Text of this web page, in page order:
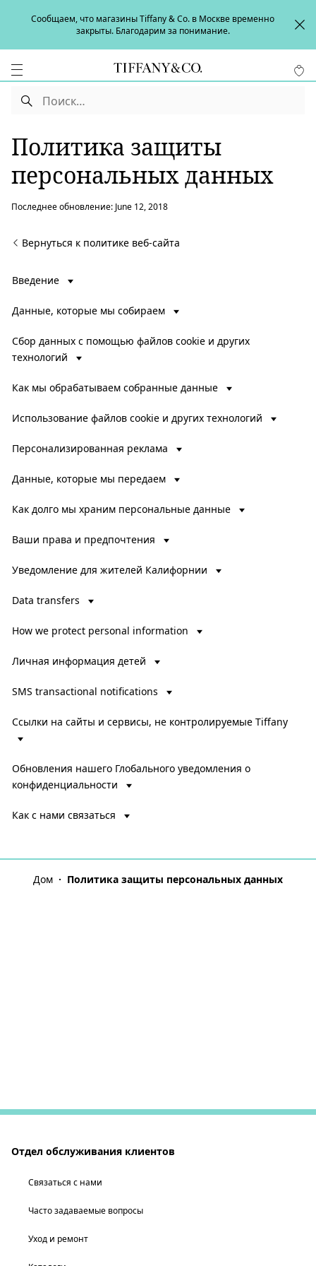
Сообщаем, что магазины Tiffany & Co. в Москве временно
закрыты. Благодарим за понимание.
Политика защиты
персональных данных
Последнее обновление: June 12, 2018
Вернуться к политике веб-сайта
Введение
Данные, которые мы собираем
Сбор данных с помощью файлов cookie и других
технологий
Как мы обрабатываем собранные данные
Использование файлов cookie и других технологий
Персонализированная реклама
Данные, которые мы передаем
Как долго мы храним персональные данные
Ваши права и предпочтения
Уведомление для жителей Калифорнии
Data transfers
How we protect personal information
Личная информация детей
SMS transactional notifications
Ссылки на сайты и сервисы, не контролируемые Tiffany
Обновления нашего Глобального уведомления о
конфиденциальности
Как с нами связаться
Дом Политика защиты персональных данных
Отдел обслуживания клиентов
Связаться с нами
Часто задаваемые вопросы
Уход и ремонт